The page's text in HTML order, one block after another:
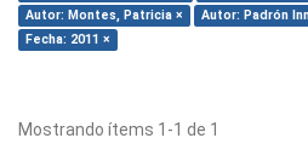
Autor: Montes, Patricia ×
Autor: Padrón
Fecha: 2011 ×
Mostrando ítems 1-1 de 1